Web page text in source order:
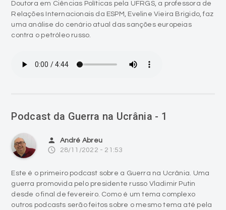
Doutora em Ciências Políticas pela UFRGS, a professora de
Relações Internacionais da ESPM, Eveline Vieira Brigido, faz
uma análise do cenário atual das sanções europeias
contra o petróleo russo.
Podcast da Guerra na Ucrânia - 1
person André Abreu
access_time 28/11/2022 - 21:53
Este é o primeiro podcast sobre a Guerra na Ucrânia. Uma
guerra promovida pelo presidente russo Vladimir Putin
desde o final de fevereiro. Como é um tema complexo
outros podcasts serão feitos sobre o mesmo tema até pela